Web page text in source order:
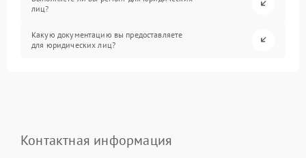
лиц?
Какую документацию вы предоставляете
для юридических лиц?
Контактная информация